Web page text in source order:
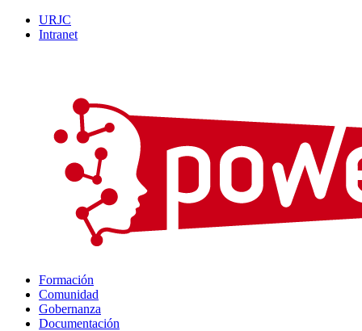
URJC
Intranet
Formación
Comunidad
Gobernanza
Documentación